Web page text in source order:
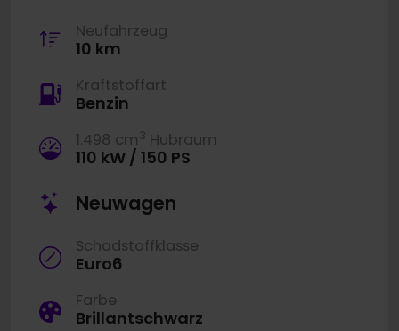
Neufahrzeug
10 km
Kraftstoffart
Benzin
1.498 cm 3 Hubraum
110 kW / 150 PS
Neuwagen
Schadstoffklasse
Euro6
Farbe
Brillantschwarz